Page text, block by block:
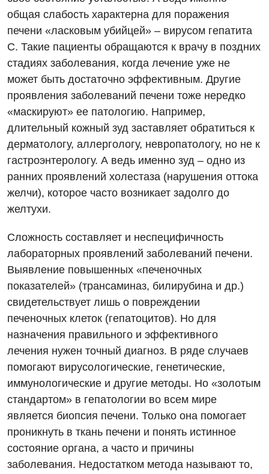
Отделение интенсивной терапии
Отделение кардиососудистой патологии и неврологии
Отделение неотложных состояний
Оториноларингология
Офтальмологическое отделение
Педиатрическое отделение
Проктология
Пульмонология
Сосудистая хирургия
Терапия
Травматологическое отделение
Урологическое отделение
Урология
Физиотерапия
Хирургическое отделение
Эндокринология
Для детей
Детская аллергология
Детская гастроэнтерология
общая слабость характерна для поражения
печени «ласковым убийцей» – вирусом гепатита
С. Такие пациенты обращаются к врачу в поздних
стадиях заболевания, когда лечение уже не
может быть достаточно эффективным. Другие
проявления заболеваний печени тоже нередко
«маскируют» ее патологию. Например,
длительный кожный зуд заставляет обратиться к
дерматологу, аллергологу, невропатологу, но не к
гастроэнтерологу. А ведь именно зуд – одно из
ранних проявлений холестаза (нарушения оттока
желчи), которое часто возникает задолго до
желтухи.
Сложность составляет и неспецифичность
лабораторных проявлений заболеваний печени.
Выявление повышенных «печеночных
показателей» (трансаминаз, билирубина и др.)
свидетельствует лишь о повреждении
печеночных клеток (гепатоцитов). Но для
назначения правильного и эффективного
лечения нужен точный диагноз. В ряде случаев
помогают вирусологические, генетические,
иммунологические и другие методы. Но «золотым
стандартом» в гепатологии во всем мире
является биопсия печени. Только она помогает
проникнуть в ткань печени и понять истинное
состояние органа, а часто и причины
заболевания. Недостатком метода называют то,